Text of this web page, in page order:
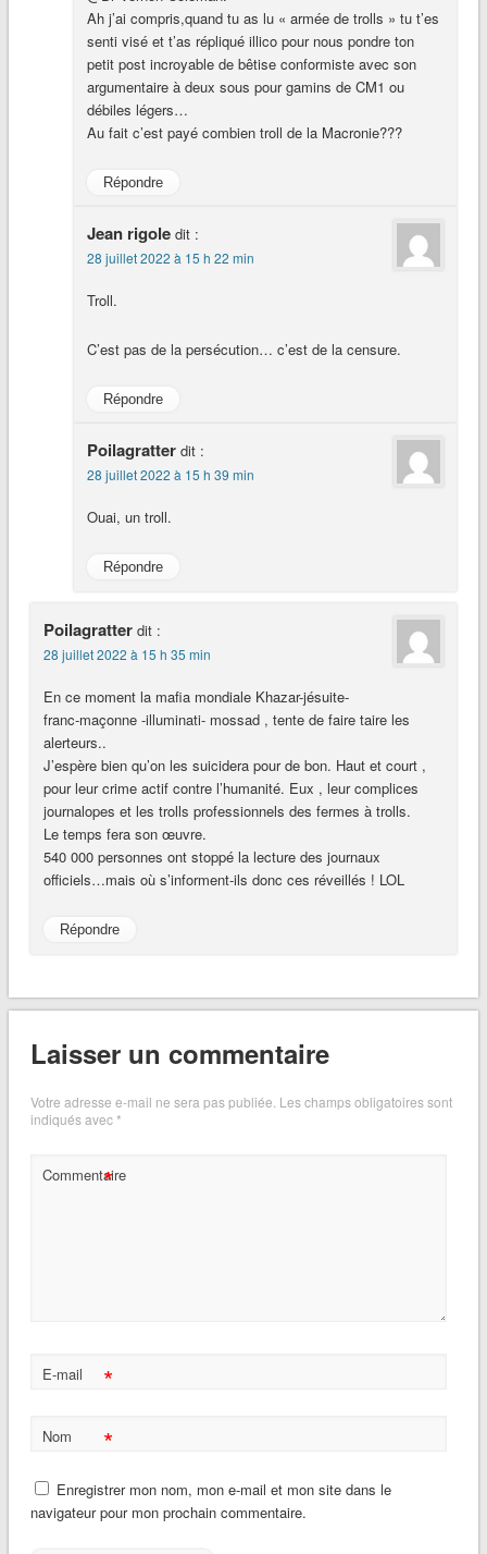
Ah j’ai compris,quand tu as lu « armée de trolls » tu t’es
senti visé et t’as répliqué illico pour nous pondre ton
petit post incroyable de bêtise conformiste avec son
argumentaire à deux sous pour gamins de CM1 ou
débiles légers…
Au fait c’est payé combien troll de la Macronie???
Répondre
Jean rigole dit :
28 juillet 2022 à 15 h 22 min
Troll.
C’est pas de la persécution… c’est de la censure.
Répondre
Poilagratter dit :
28 juillet 2022 à 15 h 39 min
Ouai, un troll.
Répondre
Poilagratter dit :
28 juillet 2022 à 15 h 35 min
En ce moment la mafia mondiale Khazar-jésuite-
franc-maçonne -illuminati- mossad , tente de faire taire les
alerteurs..
J’espère bien qu’on les suicidera pour de bon. Haut et court ,
pour leur crime actif contre l’humanité. Eux , leur complices
journalopes et les trolls professionnels des fermes à trolls.
Le temps fera son œuvre.
540 000 personnes ont stoppé la lecture des journaux
officiels…mais où s’informent-ils donc ces réveillés ! LOL
Répondre
Laisser un commentaire
Votre adresse e-mail ne sera pas publiée. Les champs obligatoires sont
indiqués avec*
Commentaire
*
E-mail *
Nom *
Enregistrer mon nom, mon e-mail et mon site dans le
navigateur pour mon prochain commentaire.